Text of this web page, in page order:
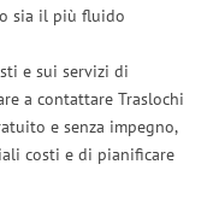
sia il più fluido
e sui servizi di
a contattare Traslochi
e senza impegno,
costi e di pianificare